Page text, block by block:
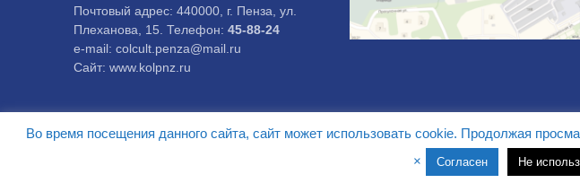
Почтовый адрес: 440000, г. Пенза, ул.
Плеханова, 15. Телефон: 45-88-24
e-mail: colcult.penza@mail.ru
Сайт: www.kolpnz.ru
Сайт разработан
Тема
Во время посещения данного сайта, сайт может использовать cookie. Продолжая
×
Согласен Не